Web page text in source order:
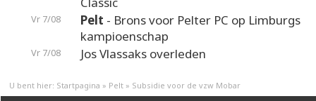
Vr 7/08 Pelt - Brons voor Pelter PC op Limburgs
kampioenschap
Vr 7/08 Jos Vlassaks overleden
U bent hier: Startpagina » Pelt » Subsidie voor de vzw Mobar